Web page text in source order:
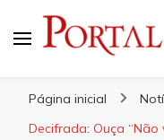
Página inicial
Decifrada: Ouça